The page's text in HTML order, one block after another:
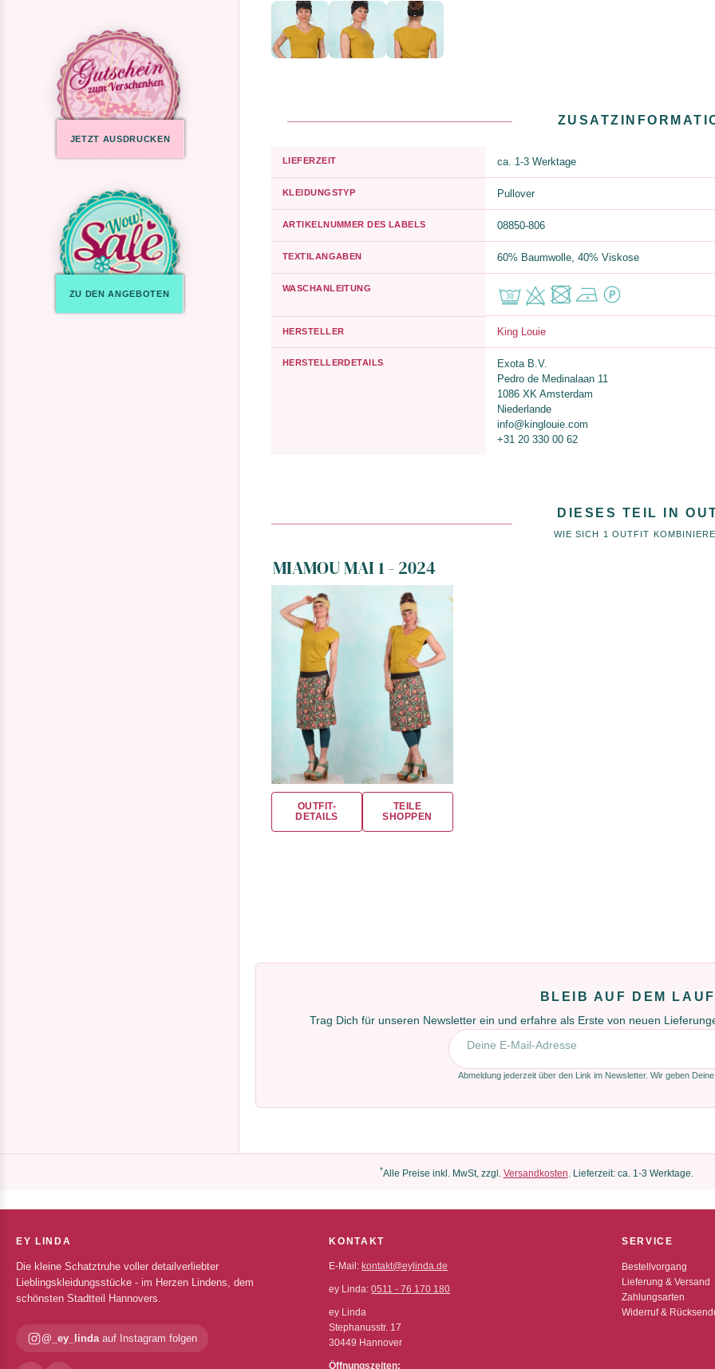
JETZT AUSDRUCKEN
ZU DEN ANGEBOTEN
LIEFERZEIT ca. 1-3 Werktage
KLEIDUNGSTYP Pullover
ARTIKELNUMMER DES LABELS 08850-806
TEXTILANGABEN 60% Baumwolle, 40% Viskose
WASCHANLEITUNG
HERSTELLER King Louie
HERSTELLERDETAILS
Exota B.V.
Pedro de Medinalaan 11
1086 XK Amsterdam
Niederlande
info@kinglouie.com
+31 20 330 00 62
DIESES TEIL IN
WIE SICH 1 OUTFIT
MIAMOU MAI 1 - 2024
OUTFIT-
DETAILS
TEILE
SHOPPEN
BLEIB AUF DEM
Trag Dich für unseren Newsletter ein und erfahre als Erste von neuen
E-Mail-Adresse
Abmeldung jederzeit über den Link im Newsletter. Wir geben
*Alle Preise inkl. MwSt, zzgl. Versandkosten. Lieferzeit: ca. 1-3 Werktage.
EY LINDA
Die kleine Schatztruhe voller detailverliebter
Lieblingskleidungsstücke - im Herzen Lindens, dem
schönsten Stadtteil Hannovers.
@_ey_lindaauf Instagram folgen
KONTAKT
E-Mail: kontakt@eylinda.de
ey Linda:0511 - 76 170 180
ey Linda
Stephanusstr. 17
30449 Hannover
Öffnungszeiten:
SERVICE
Bestellvorgang
Lieferung & Versand
Zahlungsarten
Widerruf &